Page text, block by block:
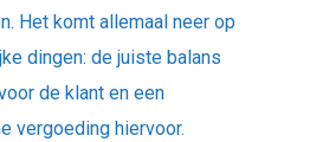
Het komt allemaal neer op
dingen: de juiste balans
de klant en een
vergoeding hiervoor.